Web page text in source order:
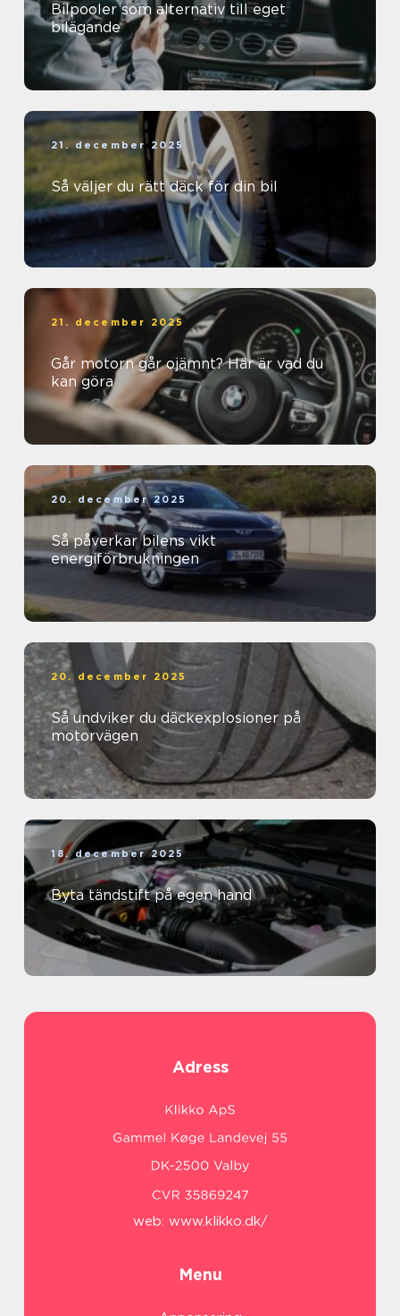
Bilpooler som alternativ till eget
bilägande
21. december 2025
Så väljer du rätt däck för din bil
21. december 2025
Går motorn går ojämnt? Här är vad du
kan göra
20. december 2025
Så påverkar bilens vikt
energiförbrukningen
20. december 2025
Så undviker du däckexplosioner på
motorvägen
18. december 2025
Byta tändstift på egen hand
Adress
web: www.klikko.dk/
Menu